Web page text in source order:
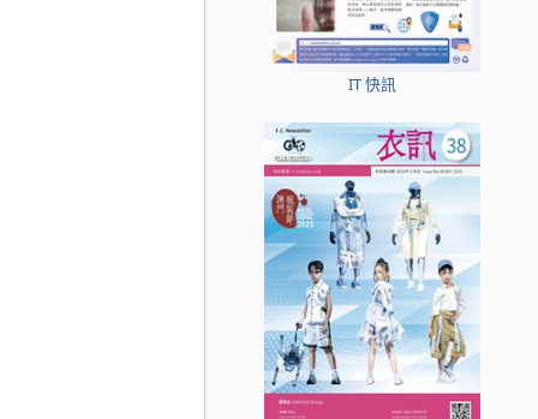
IT 快訊